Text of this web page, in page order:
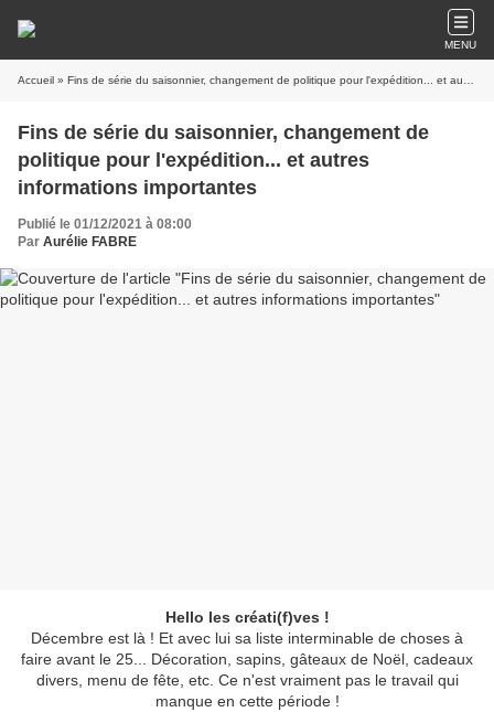
MENU
Accueil » Fins de série du saisonnier, changement de politique pour l'expédition... et autres informations importantes
Fins de série du saisonnier, changement de
politique pour l'expédition... et autres
informations importantes
Publié le 01/12/2021 à 08:00
Par Aurélie FABRE
Hello les créati(f)ves !
Décembre est là ! Et avec lui sa liste interminable de choses à
faire avant le 25... Décoration, sapins, gâteaux de Noël, cadeaux
divers, menu de fête, etc. Ce n'est vraiment pas le travail qui
manque en cette période !